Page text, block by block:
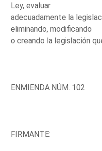
Ley, evaluar
adecuadamente la
eliminando, modificando
o creando la legislación
ENMIENDA NÚM. 102
FIRMANTE: